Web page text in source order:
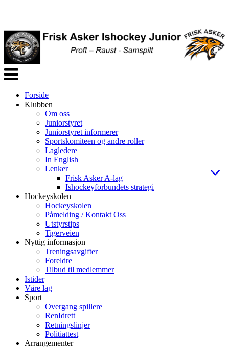
Veksle
navigasjon
Forside
Klubben
Om oss
Juniorstyret
Juniorstyret informerer
Sportskomiteen og andre roller
Lagledere
In English
Lenker
Frisk Asker A-lag
Ishockeyforbundets strategi
Hockeyskolen
Hockeyskolen
Påmelding / Kontakt Oss
Utstyrstips
Tigerveien
Nyttig informasjon
Treningsavgifter
Foreldre
Tilbud til medlemmer
Istider
Våre lag
Sport
Overgang spillere
RenIdrett
Retningslinjer
Politiattest
Arrangementer